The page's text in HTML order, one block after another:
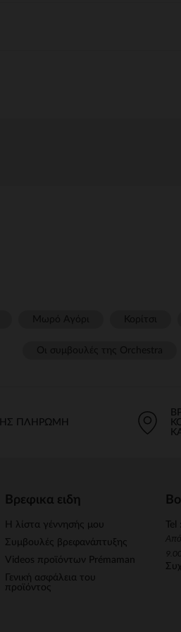
ΠΛΗΡΩΜΉ
Βρεφικα ειδη
Η λίστα γέννησής μου
Συμβουλές βρεφανάπτυξης
Videos προϊόντων Prémaman
Γενική ασφάλεια του
προϊόντος